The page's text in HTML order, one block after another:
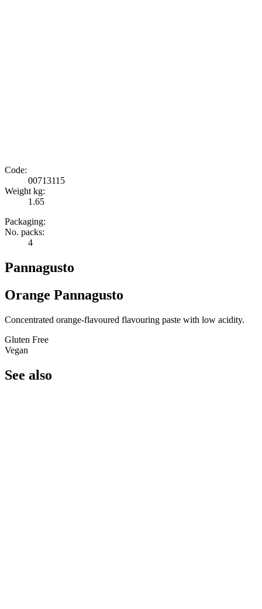
Code:
00713115
Weight kg:
1.65
Packaging:
No. packs:
4
Pannagusto
Orange Pannagusto
Concentrated orange-flavoured flavouring paste with low acidity.
Gluten Free
Vegan
See also